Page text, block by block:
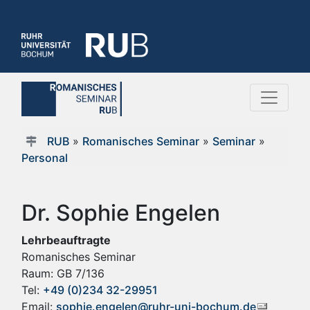
RUB» Romanisches Seminar» Seminar»
Personal
Dr. Sophie Engelen
Lehrbeauftragte
Romanisches Seminar
Raum: GB 7/136
Tel: +49 (0)234 32-29951
Email: sophie.engelen@ruhr-uni-bochum.de